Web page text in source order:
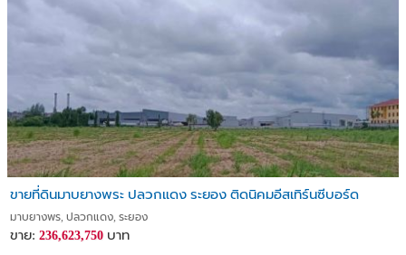
ขายที่ดินมาบยางพระ ปลวกแดง ระยอง ติดนิคมอีสเทิร์นซีบอร์ด
มาบยางพร, ปลวกแดง, ระยอง
ขาย: 236,623,750 บาท